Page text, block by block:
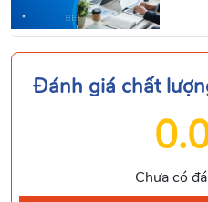
Đánh giá chất
Chưa có